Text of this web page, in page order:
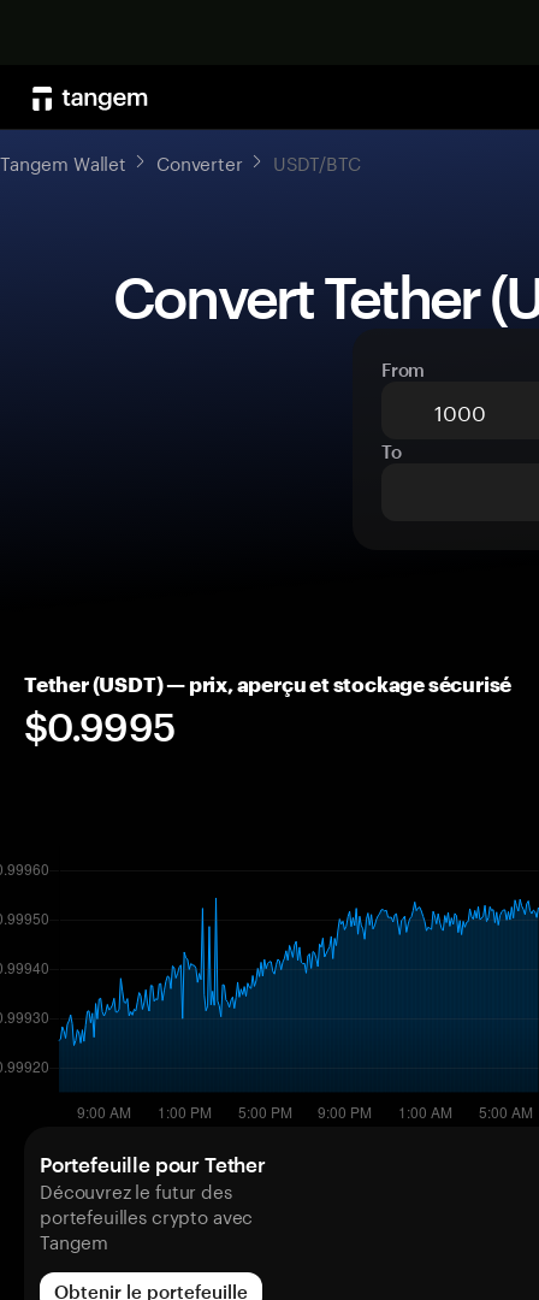
Tangem Wallet Converter USDT/BTC
Convert Tether
From
To
Tether (USDT) — prix, aperçu et stockage sécurisé
$0.9995
Portefeuille pour Tether
Découvrez le futur des
portefeuilles crypto avec
Tangem
Obtenir le portefeuille